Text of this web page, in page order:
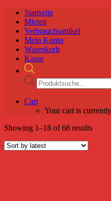
Startseite
Mieten
Verbrauchsartikel
Mein Konto
Warenkorb
Kasse
Products
search
Cart
Your cart is
Showing 1–18 of 68 results